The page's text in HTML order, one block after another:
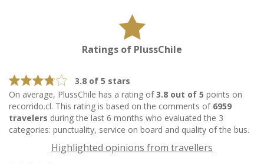
Ratings of PlussChile
3.8 of 5 stars
On average, PlussChile has a rating of3.8 out of 5 points on
recorrido.cl. This rating is based on the comments of 6959
travelers during the last 6 months who evaluated the 3
categories: punctuality, service on board and quality of the bus.
Highlighted opinions from travellers